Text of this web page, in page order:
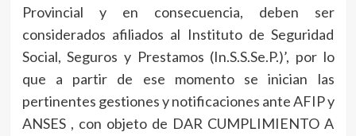
Provincial y en consecuencia, deben ser
considerados afiliados al Instituto de Seguridad
Social, Seguros y Prestamos (In.S.S.Se.P.)’, por lo
que a partir de ese momento se inician las
pertinentes gestiones y notificaciones ante AFIP y
ANSES , con objeto de DAR CUMPLIMIENTO A